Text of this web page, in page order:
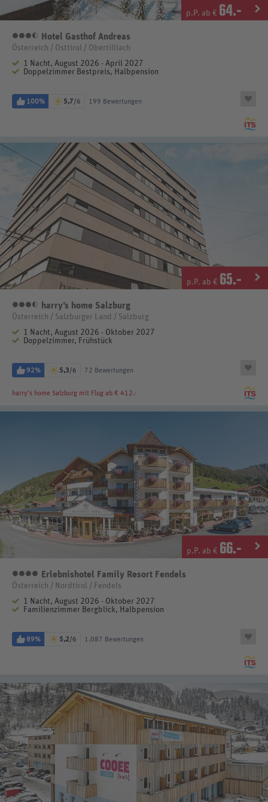
p.P. ab € 64.-
3,5 Sterne
Hotel Gasthof Andreas
Österreich / Osttirol / Obertilliach
1 Nacht, August 2026 - April 2027
Doppelzimmer Bestpreis, Halbpension
100% 5,7/6 199 Bewertungen
p.P. ab € 65.-
3,5 Sterne
harry’s home Salzburg
Österreich / Salzburger Land / Salzburg
1 Nacht, August 2026 - Oktober 2027
Doppelzimmer, Frühstück
92% 5,3/6 72 Bewertungen
harry’s home Salzburg mit Flug ab € 412.-
p.P. ab € 66.-
4 Sterne
Erlebnishotel Family Resort Fendels
Österreich / Nordtirol / Fendels
1 Nacht, August 2026 - Oktober 2027
Familienzimmer Bergblick, Halbpension
89% 5,2/6 1.087 Bewertungen